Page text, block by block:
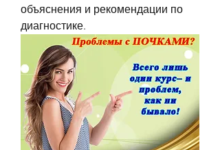
объяснения и рекомендации по
диагностике.